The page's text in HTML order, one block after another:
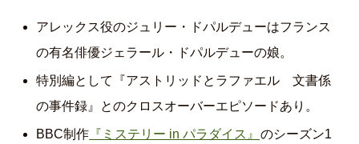
アレックス役のジュリー・ドパルデューはフランス
の有名俳優ジェラール・ドパルデューの娘。
特別編として『アストリッドとラファエル 文書係
の事件録』とのクロスオーバーエピソードあり。
BBC制作 『ミステリー in パラダイス』 のシーズン1